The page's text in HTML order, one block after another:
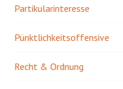
Partikularinteresse
Pünktlichkeitsoffensive
Recht & Ordnung